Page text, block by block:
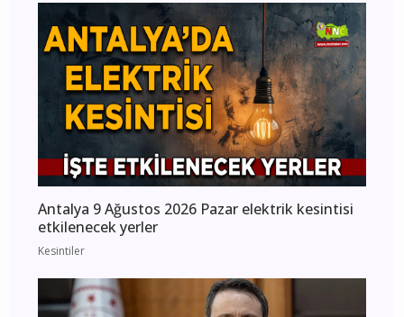
Antalya 9 Ağustos 2026 Pazar elektrik kesintisi
etkilenecek yerler
Kesintiler